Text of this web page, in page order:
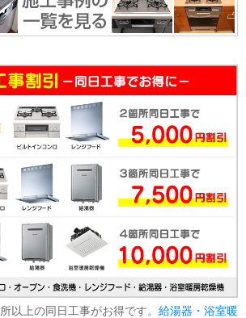
以上の同日工事がお得です。 給湯器・浴室暖